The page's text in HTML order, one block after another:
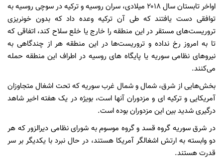
اواخر تابستان سال ۲۰۱۸ میلادی، سران روسیه و ترکیه در سوچی روسیه به
توافقی دست یافتند که طی آن ترکیه وعده داد که بدون خونریزی
تروریست‌های مستقر در این منطقه را خارج یا خلع سلاح کند، اتفاقی که
تا به امروز رخ نداده و تروریست‌ها در این منطقه هر از چندگاهی به
نیروهای نظامی سوریه یا پایگاه های روسیه در اطراف این منطقه حمله
می‌کنند.
بخش‌هایی از شرق، شمال و شمال غرب سوریه که تحت اشغال متجاوزان
آمریکایی و ترکیه ای و مزدوران آنها است، بویژه در یک هفته اخیر شاهد
درگیری شدید بین این مزدوران بوده است.
در شرق سوریه گروه قسد و گروه موسوم به شورای نظامی دیرالزور که هر
دو وابسته به ارتش اشغالگر آمریکا هستند، در حال نبرد با یکدیگر بر سر
قدرت هستند.